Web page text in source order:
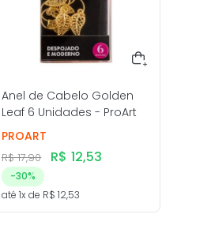
Anel de Cabelo Golden
Leaf 6 Unidades - ProArt
PROART
R$ 17,90 R$ 12,53
-30%
até 1x de R$ 12,53